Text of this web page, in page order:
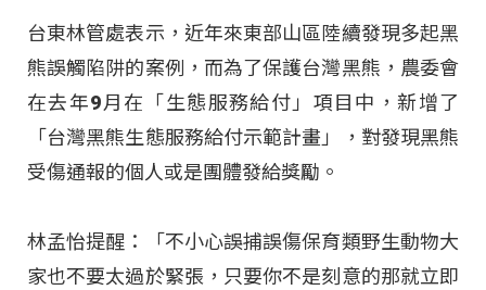
台東林管處表示，近年來東部山區陸續發現多起黑
熊誤觸陷阱的案例，而為了保護台灣黑熊，農委會
在去年9月在「生態服務給付」項目中，新增了
「台灣黑熊生態服務給付示範計畫」，對發現黑熊
受傷通報的個人或是團體發給獎勵。
林孟怡提醒：「不小心誤捕誤傷保育類野生動物大
家也不要太過於緊張，只要你不是刻意的那就立即